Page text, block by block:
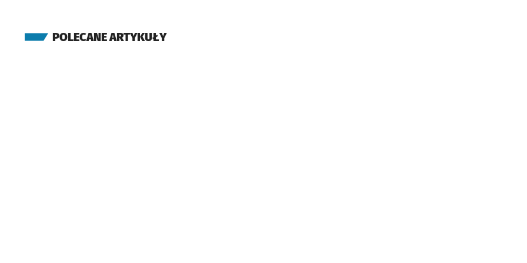
POLECANE ARTYKUŁY